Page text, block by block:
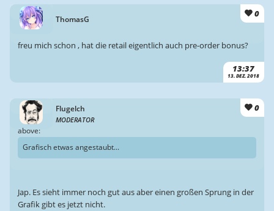
ThomasG
0
13:37
13. DEZ. 2018
freu mich schon , hat die retail eigentlich auch pre-order bonus?
Flugelch
MODERATOR
0
above:
Grafisch etwas angestaubt...
Jap. Es sieht immer noch gut aus aber einen großen Sprung in der
Grafik gibt es jetzt nicht.